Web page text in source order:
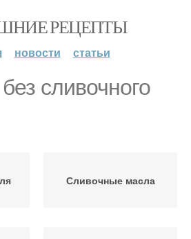
РЕЦЕПТЫ
новости статьи
сливочного
Сливочные масла